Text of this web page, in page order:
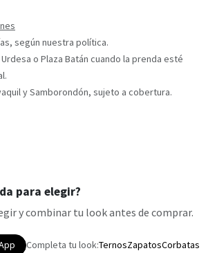
según nuestra política.
o Plaza Batán cuando la prenda esté
y Samborondón, sujeto a cobertura.
para elegir?
y combinar tu look antes de comprar.
Completa tu look:TernosZapatosCorbatas